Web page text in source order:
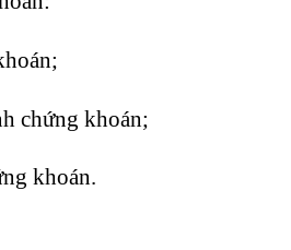
chứng khoán;
khoán.